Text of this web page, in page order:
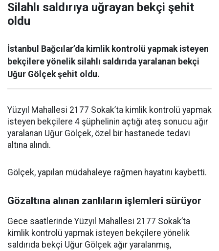
Silahlı saldırıya uğrayan bekçi şehit
oldu
İstanbul Bağcılar’da kimlik kontrolü yapmak isteyen
bekçilere yönelik silahlı saldırıda yaralanan bekçi
Uğur Gölçek şehit oldu.
Yüzyıl Mahallesi 2177 Sokak’ta kimlik kontrolü yapmak
isteyen bekçilere 4 şüphelinin açtığı ateş sonucu ağır
yaralanan Uğur Gölçek, özel bir hastanede tedavi
altına alındı.
Gölçek, yapılan müdahaleye rağmen hayatını kaybetti.
Gözaltına alınan zanlıların işlemleri sürüyor
Gece saatlerinde Yüzyıl Mahallesi 2177 Sokak’ta
kimlik kontrolü yapmak isteyen bekçilere yönelik
saldırıda bekçi Uğur Gölçek ağır yaralanmış,